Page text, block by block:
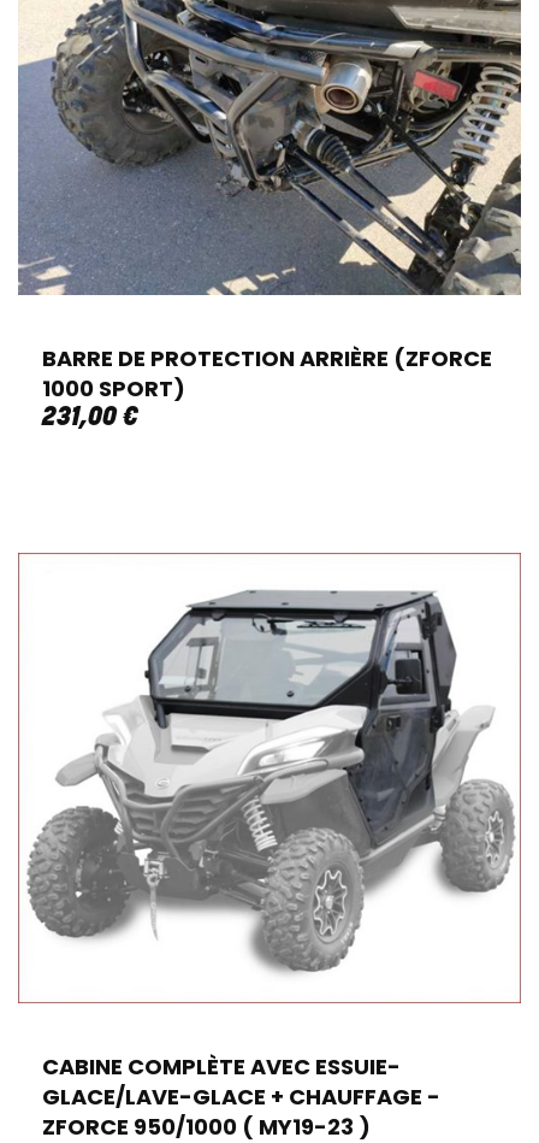
BARRE DE PROTECTION ARRIÈRE (ZFORCE
1000 SPORT)
231,00€
CABINE COMPLÈTE AVEC ESSUIE-
GLACE/LAVE-GLACE + CHAUFFAGE -
ZFORCE 950/1000 ( MY19-23 )